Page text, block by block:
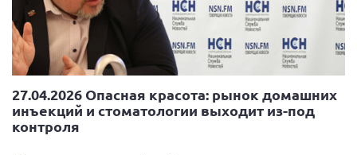
Липецкая область
Ленинградская область
г. Москва
Мурманская область
Нижегородская область
27.04.2026 Опасная красота: рынок домашних
инъекций и стоматологии выходит из-под
контроля